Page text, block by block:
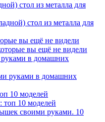
стол из металла для
вы ещё не видели
в домашних
10 моделей
своими руками. 10